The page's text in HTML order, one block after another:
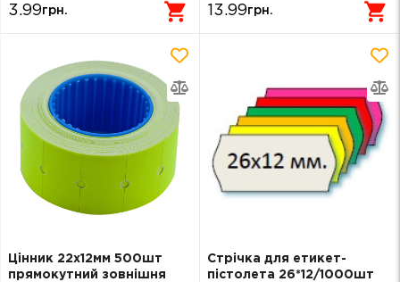
3.99грн. 13.99грн.
Цінник 22х12мм 500шт
прямокутний зовнішня
Стрічка для етикет-
пістолета 26*12/1000шт